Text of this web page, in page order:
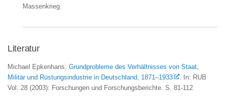
Massenkrieg.
Literatur
Michael Epkenhans: Grundprobleme des Verhältnisses von Staat,
Militär und Rüstungsindustrie in Deutschland, 1871–1933
. In: RUB
Vol. 28 (2003): Forschungen und Forschungsberichte. S. 81-112